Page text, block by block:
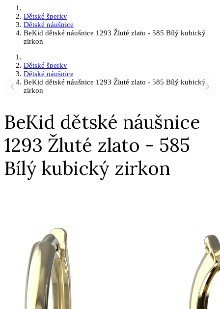
Dětské šperky
Dětské náušnice
BeKid dětské náušnice 1293 Žluté zlato - 585 Bílý kubický
zirkon
Dětské šperky
Dětské náušnice
BeKid dětské náušnice 1293 Žluté zlato - 585 Bílý kubický
zirkon
BeKid dětské náušnice
1293 Žluté zlato - 585
Bílý kubický zirkon